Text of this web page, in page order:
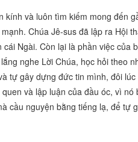
và luôn tìm kiếm mong đến
Chúa Jê-sus đã lập ra Hội
Ngài. Còn lại là phần việc của
nghe Lời Chúa, học hỏi theo
tự gây dựng đức tin mình, đôi
và lập luận của đầu óc, vì
cầu nguyện bằng tiếng lạ, để tự